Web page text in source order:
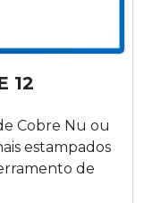
12
Cobre Nu ou
estampados
de